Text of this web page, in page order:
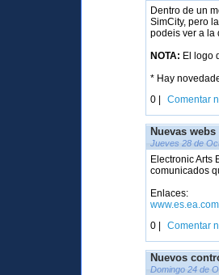
Dentro de un
SimCity, pero
podeis ver a la
NOTA: El logo
* Hay
0 |
Comentar
Nuevas
Jueves 28 de
Electronic Arts
comunicados
Enlaces:
www.es.ea.com
0 |
Comentar
Nuevos
Domingo 24 de